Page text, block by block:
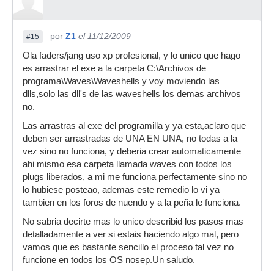
#15 por Z1 el 11/12/2009
Ola faders/jang uso xp profesional, y lo unico que hago
es arrastrar el exe a la carpeta C:\Archivos de
programa\Waves\Waveshells y voy moviendo las
dlls,solo las dll's de las waveshells los demas archivos
no.
Las arrastras al exe del programilla y ya esta,aclaro que
deben ser arrastradas de UNA EN UNA, no todas a la
vez sino no funciona, y deberia crear automaticamente
ahi mismo esa carpeta llamada waves con todos los
plugs liberados, a mi me funciona perfectamente sino no
lo hubiese posteao, ademas este remedio lo vi ya
tambien en los foros de nuendo y a la peña le funciona.
No sabria decirte mas lo unico describid los pasos mas
detalladamente a ver si estais haciendo algo mal, pero
vamos que es bastante sencillo el proceso tal vez no
funcione en todos los OS nosep.Un saludo.